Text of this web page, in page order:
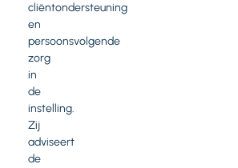
cliëntondersteuning
en
persoonsvolgende
zorg
in
de
instelling.
Zij
adviseert
de